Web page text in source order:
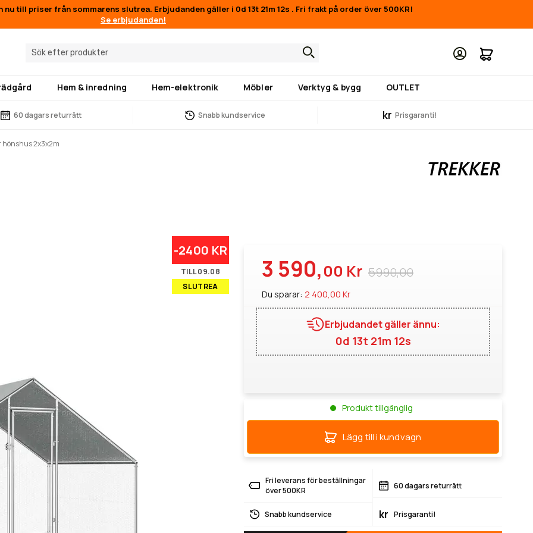
nu till priser från sommarens slutrea. Erbjudanden gäller i 0d 13t 21m 12s . Fri frakt på order över 500KR!
Se erbjudanden!
Min
Hem & inredning Hem-elektronik Möbler Verktyg & bygg OUTLET
60 dagars returrätt Snabb kundservice kr Prisgaranti!
hönshus 2x3x2m
-2400 KR
TILL 09.08
SLUTREA
5990,00
3 590,00 Kr
Du sparar: 2 400,00 Kr
Erbjudandet gäller ännu:
0d 13t 21m 12s
Produkt tillgänglig
Lägg till i kundvagn
Fri leverans för beställningar
över 500KR
60 dagars returrätt
Snabb kundservice kr Prisgaranti!